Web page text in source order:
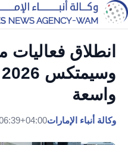
انطلاق
واسعة
وكالة أنباء الإمارات